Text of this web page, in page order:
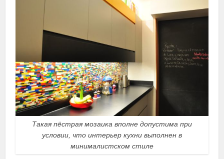
Такая пёстрая мозаика вполне допустима при
условии, что интерьер кухни выполнен в
минималистском стиле